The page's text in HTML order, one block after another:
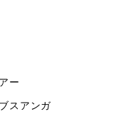
ー
スアンガ